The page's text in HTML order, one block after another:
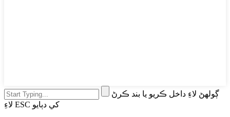
ڳولهڻ لاءِ داخل ڪريو يا بند ڪرڻ
لاءِ ESC کي دٻايو